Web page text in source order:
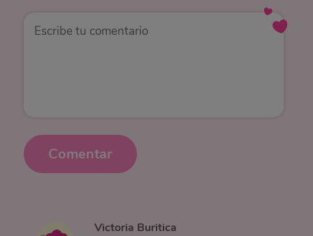
Comentar
Victoria Buritica